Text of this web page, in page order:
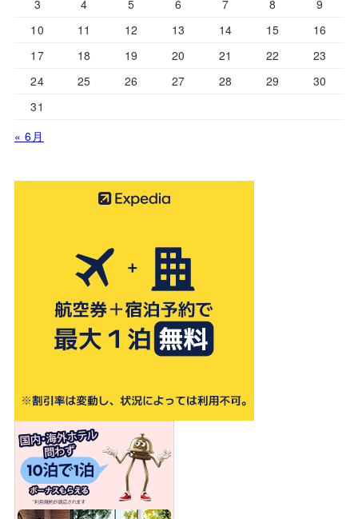
3
4 5 6 7 8
9
10
11 12 13 14 15
16
17
18 19 20 21 22
23
24
25 26 27 28 29
30
31
« 6月